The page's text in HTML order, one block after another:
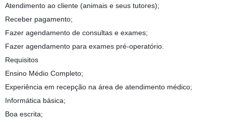
Atendimento ao cliente (animais e seus tutores);
Receber pagamento;
Fazer agendamento de consultas e exames;
Fazer agendamento para exames pré-operatório.
Requisitos
Ensino Médio Completo;
Experiência em recepção na área de atendimento médico;
Informática básica;
Boa escrita;